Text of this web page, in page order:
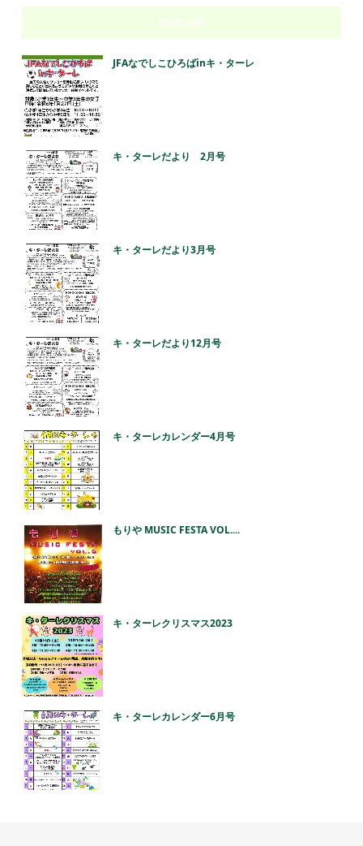
関連記事
JFAなでしこひろばinキ・ターレ
キ・ターレだより 2月号
キ・ターレだより3月号
キ・ターレだより12月号
キ・ターレカレンダー4月号
もりや MUSIC FESTA VOL....
キ・ターレクリスマス2023
キ・ターレカレンダー6月号